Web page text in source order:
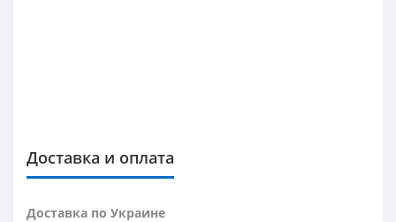
Доставка и оплата
Доставка по Украине